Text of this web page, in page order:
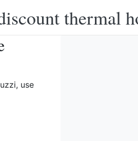
thermal
use